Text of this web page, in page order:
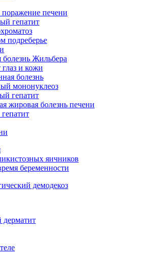
поражение печени
гепатит
подреберье
болезнь Жильбера
и кожи
болезнь
мононуклеоз
гепатит
жировая болезнь печени
яичников
беременности
демодекоз
дерматит